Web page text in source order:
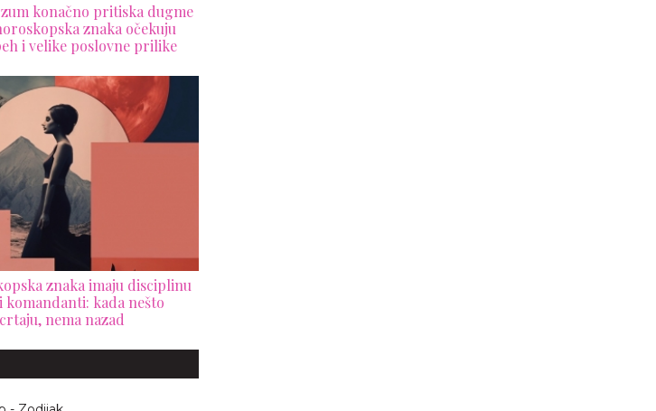
konačno pritiska dugme
znaka očekuju
i velike poslovne prilike
znaka imaju disciplinu
komandanti: kada nešto
nema nazad